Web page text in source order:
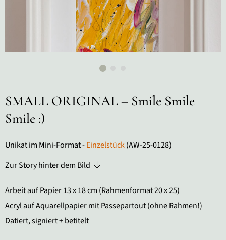
SMALL ORIGINAL – Smile Smile
Smile :)
Unikat im Mini-Format -Einzelstück(AW-25-0128)
Zur Story hinter dem Bild
Arbeit auf Papier 13 x 18 cm (Rahmenformat 20 x 25)
Acryl auf Aquarellpapier mit Passepartout (ohne Rahmen!)
Datiert, signiert + betitelt